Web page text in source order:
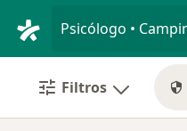
Filtros